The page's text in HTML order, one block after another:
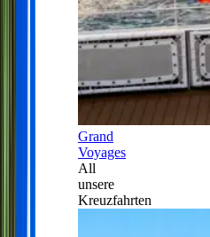
Grand
Voyages
All
unsere
Kreuzfahrten